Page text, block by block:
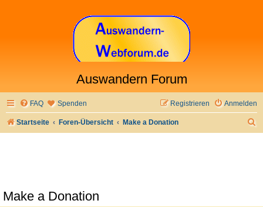
Auswandern Forum
FAQ Spenden Anmelden
Registrieren
Startseite Foren-Übersicht Make a Donation
Make a Donation